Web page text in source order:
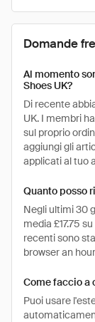
Domande
Al momento
Shoes UK?
Di recente
UK. I membri
sul proprio
aggiungi gli
applicati al tuo
Quanto posso
Negli ultimi 30
media £17.75
recenti sono
browser an
Come faccio a
Puoi usare